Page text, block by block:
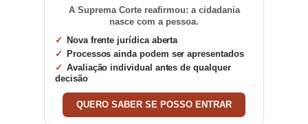
A Suprema Corte reafirmou: a cidadania
nasce com a pessoa.
Nova frente jurídica aberta
Processos ainda podem ser apresentados
Avaliação individual antes de qualquer
decisão
QUERO SABER SE POSSO ENTRAR